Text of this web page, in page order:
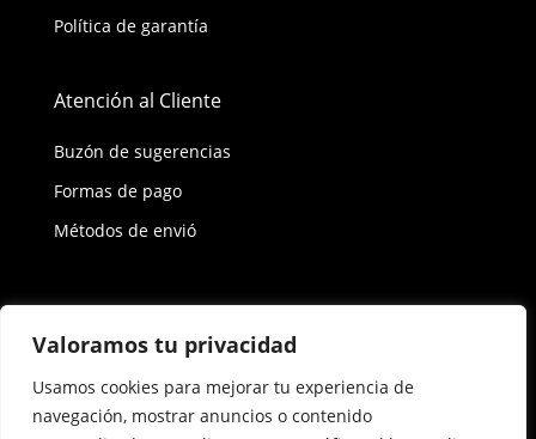
Valoramos tu privacidad
Usamos cookies para mejorar tu experiencia de
navegación, mostrar anuncios o contenido
Política de garantía
Atención al Cliente
Buzón de sugerencias
Formas de pago
Métodos de envió
Política de privacidad
Copyright © 2026 Reisix. Todos los derechos